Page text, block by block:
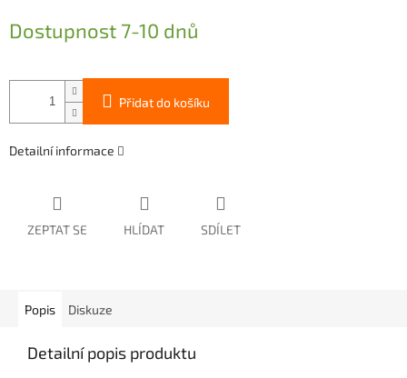
cena:
Dostupnost 7-10 dnů
Přidat do košíku
Detailní informace
ZEPTAT SE HLÍDAT SDÍLET
Popis Diskuze
Detailní popis produktu